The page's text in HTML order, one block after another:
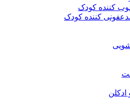
کننده کودک
کننده کودک